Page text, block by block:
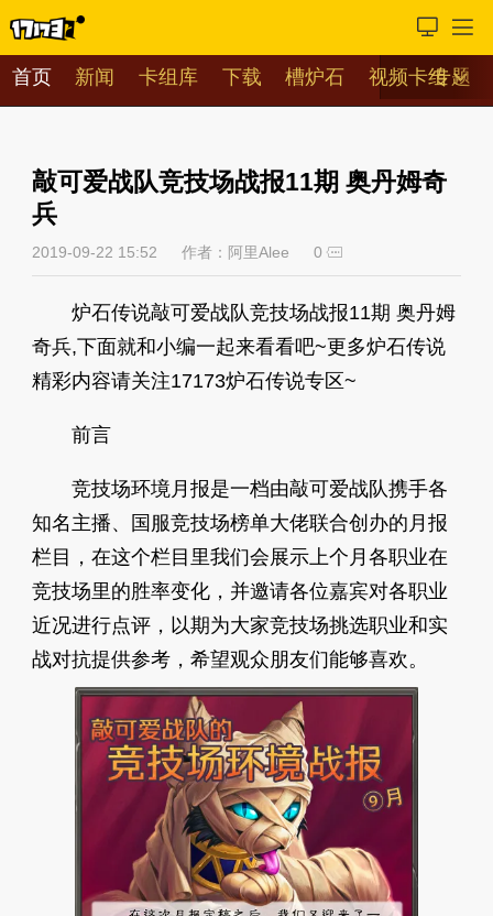
首页 新闻 卡组库 下载 槽炉石 视频 专题
卡组
敲可爱战队竞技场战报11期 奥丹姆奇
兵
2019-09-22 15:52 作者：阿里Alee 0
炉石传说敲可爱战队竞技场战报11期 奥丹姆
奇兵,下面就和小编一起来看看吧~更多炉石传说
精彩内容请关注17173炉石传说专区~
前言
竞技场环境月报是一档由敲可爱战队携手各
知名主播、国服竞技场榜单大佬联合创办的月报
栏目，在这个栏目里我们会展示上个月各职业在
竞技场里的胜率变化，并邀请各位嘉宾对各职业
近况进行点评，以期为大家竞技场挑选职业和实
战对抗提供参考，希望观众朋友们能够喜欢。